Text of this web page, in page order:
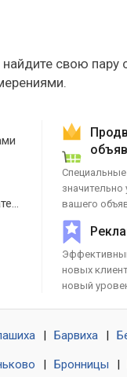
свою пару
Знакомства без обязательств
вашего
новых
новый
Барвиха
Бронницы